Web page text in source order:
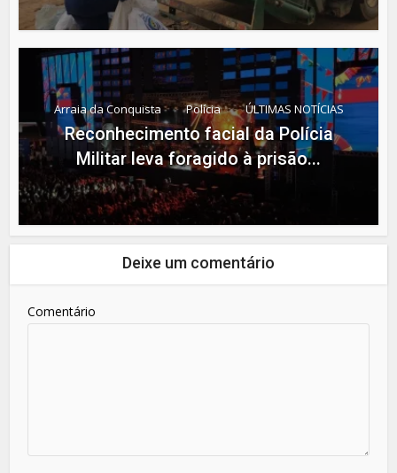
Arraia da Conquista Polícia ÚLTIMAS NOTÍCIAS
Reconhecimento facial da Polícia
Militar leva foragido à prisão...
Deixe um comentário
Comentário